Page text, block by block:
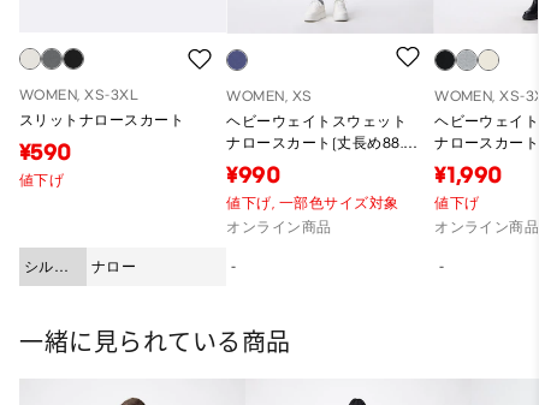
WOMEN, XS-3XL
スリットナロースカート
¥590
値下げ
シルエ
ット
ナロー
WOMEN, XS
ヘビーウェイトスウェット
ナロースカート(丈長め88.5
～95.5cm)
¥990
値下げ, 一部色サイズ対象
オンライン商品
-
WOMEN, XS-
ヘビーウェイ
ナロースカー
～95.5cm)
¥1,990
値下げ
オンライン商品
-
一緒に見られている商品